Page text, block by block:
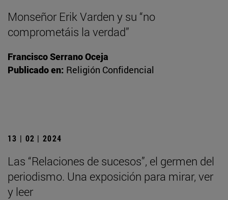
Monseñor Erik Varden y su “no
comprometáis la verdad”
Francisco Serrano Oceja
Publicado en: Religión Confidencial
13 | 02 | 2024
Las “Relaciones de sucesos”, el germen del
periodismo. Una exposición para mirar, ver
y leer